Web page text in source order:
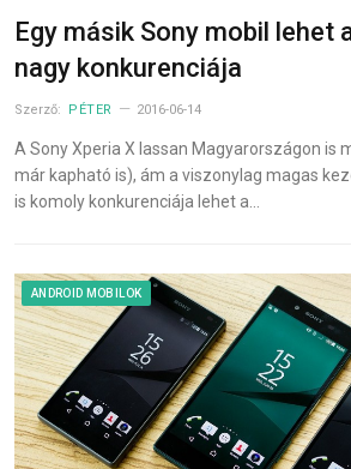
Egy másik Sony mobil lehet
nagy konkurenciája
Szerző: PÉTER 2016-06-14
A Sony Xperia X lassan Magyarországon is
már kapható is), ám a viszonylag magas
is komoly konkurenciája lehet a…
ANDROID MOBILOK